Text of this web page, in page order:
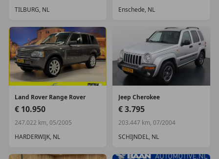
TILBURG, NL
Enschede, NL
Land Rover Range Rover
€ 10.950
247.022 km, 05/2005
HARDERWIJK, NL
Jeep Cherokee
€ 3.795
203.447 km, 07/2004
SCHIJNDEL, NL